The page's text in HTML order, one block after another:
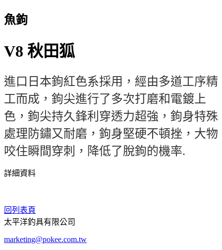
魚鉤
V8 秋田狐
進口日本鉤紅色系採用，經由多道工序精
工而成，鉤尖進行了多次打磨和電鍍上
色，鉤尖持久鋒利穿透力超強，鉤身特殊
處理防鏽又耐磨，鉤身堅硬不頓挫，大物
咬住瞬間穿刺，降低了脫鉤的機率.
詳細資料
回列表頁
太平洋釣具有限公司
marketing@pokee.com.tw